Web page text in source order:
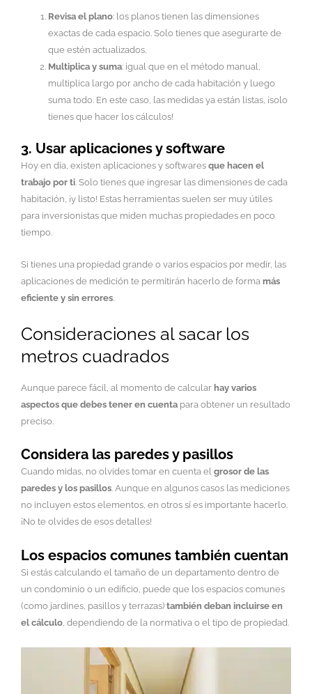
Revisa el plano: los planos tienen las dimensiones
exactas de cada espacio. Solo tienes que asegurarte de
que estén actualizados.
Multiplica y suma: igual que en el método manual,
multiplica largo por ancho de cada habitación y luego
suma todo. En este caso, las medidas ya están listas, ¡solo
tienes que hacer los cálculos!
3. Usar aplicaciones y software
Hoy en día, existen aplicaciones y softwares que hacen el
trabajo por ti . Solo tienes que ingresar las dimensiones de cada
habitación, ¡y listo! Estas herramientas suelen ser muy útiles
para inversionistas que miden muchas propiedades en poco
tiempo.
Si tienes una propiedad grande o varios espacios por medir, las
aplicaciones de medición te permitirán hacerlo de forma más
eficiente y sin errores.
Consideraciones al sacar los
metros cuadrados
Aunque parece fácil, al momento de calcular hay varios
aspectos que debes tener en cuenta para obtener un resultado
preciso.
Considera las paredes y pasillos
Cuando midas, no olvides tomar en cuenta el grosor de las
paredes y los pasillos. Aunque en algunos casos las mediciones
no incluyen estos elementos, en otros sí es importante hacerlo.
¡No te olvides de esos detalles!
Los espacios comunes también cuentan
Si estás calculando el tamaño de un departamento dentro de
un condominio o un edificio, puede que los espacios comunes
(como jardines, pasillos y terrazas) también deban incluirse en
el cálculo, dependiendo de la normativa o el tipo de propiedad.